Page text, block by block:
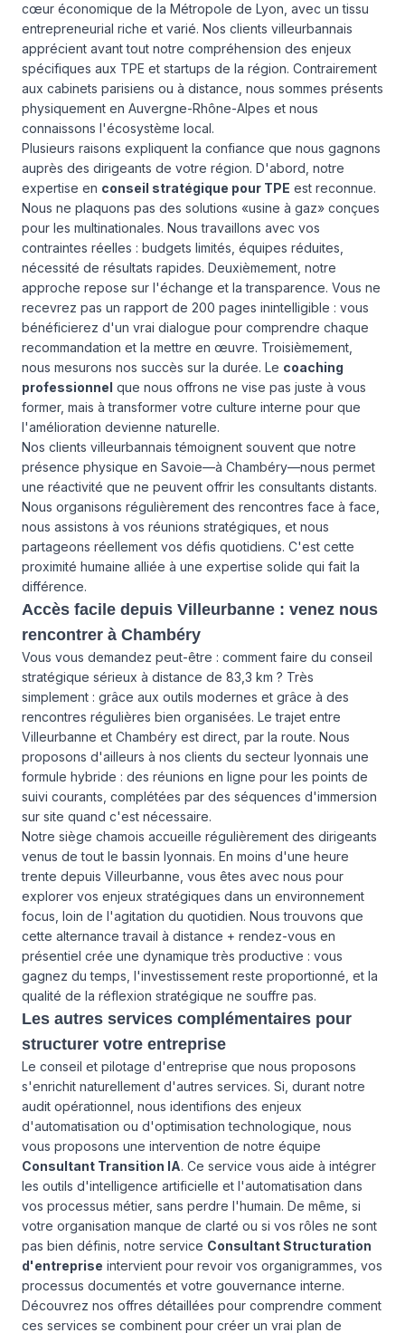
cœur économique de la Métropole de Lyon, avec un tissu
entrepreneurial riche et varié. Nos clients villeurbannais
apprécient avant tout notre compréhension des enjeux
spécifiques aux TPE et startups de la région. Contrairement
aux cabinets parisiens ou à distance, nous sommes présents
physiquement en Auvergne-Rhône-Alpes et nous
connaissons l'écosystème local.
Plusieurs raisons expliquent la confiance que nous gagnons
auprès des dirigeants de votre région. D'abord, notre
expertise en conseil stratégique pour TPE est reconnue.
Nous ne plaquons pas des solutions «usine à gaz» conçues
pour les multinationales. Nous travaillons avec vos
contraintes réelles : budgets limités, équipes réduites,
nécessité de résultats rapides. Deuxièmement, notre
approche repose sur l'échange et la transparence. Vous ne
recevrez pas un rapport de 200 pages inintelligible : vous
bénéficierez d'un vrai dialogue pour comprendre chaque
recommandation et la mettre en œuvre. Troisièmement,
nous mesurons nos succès sur la durée. Le coaching
professionnel que nous offrons ne vise pas juste à vous
former, mais à transformer votre culture interne pour que
l'amélioration devienne naturelle.
Nos clients villeurbannais témoignent souvent que notre
présence physique en Savoie—à Chambéry—nous permet
une réactivité que ne peuvent offrir les consultants distants.
Nous organisons régulièrement des rencontres face à face,
nous assistons à vos réunions stratégiques, et nous
partageons réellement vos défis quotidiens. C'est cette
proximité humaine alliée à une expertise solide qui fait la
différence.
Accès facile depuis Villeurbanne : venez nous
rencontrer à Chambéry
Vous vous demandez peut-être : comment faire du conseil
stratégique sérieux à distance de 83,3 km ? Très
simplement : grâce aux outils modernes et grâce à des
rencontres régulières bien organisées. Le trajet entre
Villeurbanne et Chambéry est direct, par la route. Nous
proposons d'ailleurs à nos clients du secteur lyonnais une
formule hybride : des réunions en ligne pour les points de
suivi courants, complétées par des séquences d'immersion
sur site quand c'est nécessaire.
Notre siège chamois accueille régulièrement des dirigeants
venus de tout le bassin lyonnais. En moins d'une heure
trente depuis Villeurbanne, vous êtes avec nous pour
explorer vos enjeux stratégiques dans un environnement
focus, loin de l'agitation du quotidien. Nous trouvons que
cette alternance travail à distance + rendez-vous en
présentiel crée une dynamique très productive : vous
gagnez du temps, l'investissement reste proportionné, et la
qualité de la réflexion stratégique ne souffre pas.
Les autres services complémentaires pour
structurer votre entreprise
Le conseil et pilotage d'entreprise que nous proposons
s'enrichit naturellement d'autres services. Si, durant notre
audit opérationnel, nous identifions des enjeux
d'automatisation ou d'optimisation technologique, nous
vous proposons une intervention de notre équipe
Consultant Transition IA. Ce service vous aide à intégrer
les outils d'intelligence artificielle et l'automatisation dans
vos processus métier, sans perdre l'humain. De même, si
votre organisation manque de clarté ou si vos rôles ne sont
pas bien définis, notre service Consultant Structuration
d'entreprise intervient pour revoir vos organigrammes, vos
processus documentés et votre gouvernance interne.
Découvrez nos offres détaillées pour comprendre comment
ces services se combinent pour créer un vrai plan de